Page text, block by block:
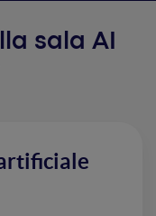
sala AI